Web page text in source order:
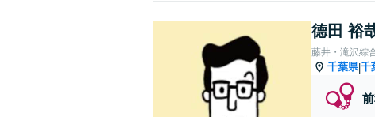
德田 裕
藤井・滝沢綜
千葉県|千